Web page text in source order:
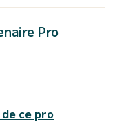
Pro
ce pro